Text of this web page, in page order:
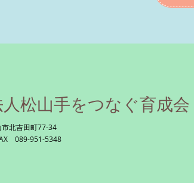
松山手をつなぐ育成会
北吉田町77-34
089-951-5348